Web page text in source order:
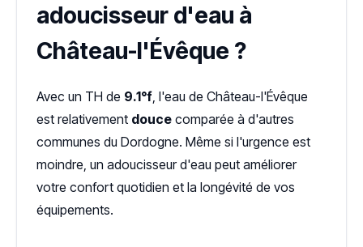
adoucisseur d'eau à
Château-l'Évêque ?
Avec un TH de 9.1°f , l'eau de Château-l'Évêque
est relativement douce comparée à d'autres
communes du Dordogne. Même si l'urgence est
moindre, un adoucisseur d'eau peut améliorer
votre confort quotidien et la longévité de vos
équipements.